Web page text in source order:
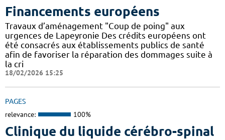
Financements européens
Travaux d’aménagement "Coup de poing" aux
urgences de Lapeyronie Des crédits européens ont
été consacrés aux établissements publics de santé
afin de favoriser la réparation des dommages suite à
la cri
18/02/2026 15:25
PAGES
relevance: 100%
Clinique du liquide cérébro-spinal